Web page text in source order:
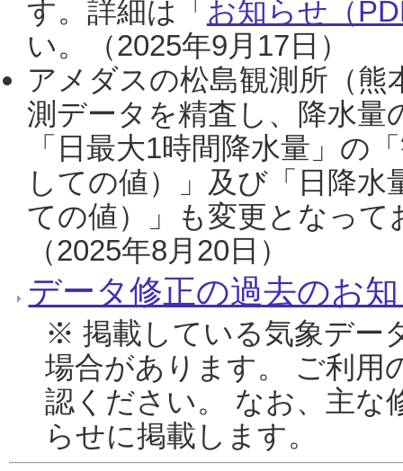
す。詳細は「 お知らせ（
い。（2025年9月17日）
アメダスの松島観測所（熊
測データを精査し、降水
「日最大1時間降水量」の
しての値）」及び「日降
ての値）」も変更となっ
（2025年8月20日）
データ修正の過去のお
※ 掲載している気象デー
場合があります。 ご利用
認ください。 なお、主な
らせに掲載します。